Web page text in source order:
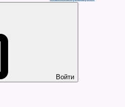
Войти